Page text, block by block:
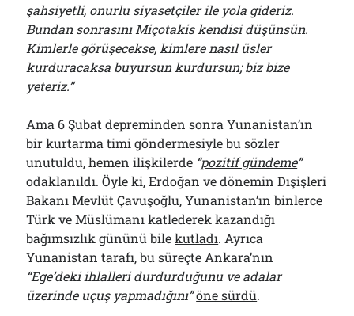
şahsiyetli, onurlu siyasetçiler ile yola gideriz.
Bundan sonrasını Miçotakis kendisi düşünsün.
Kimlerle görüşecekse, kimlere nasıl üsler
kurduracaksa buyursun kurdursun; biz bize
yeteriz.”
Ama 6 Şubat depreminden sonra Yunanistan’ın
bir kurtarma timi göndermesiyle bu sözler
unutuldu, hemen ilişkilerde “pozitif gündeme”
odaklanıldı. Öyle ki, Erdoğan ve dönemin Dışişleri
Bakanı Mevlüt Çavuşoğlu, Yunanistan’ın binlerce
Türk ve Müslümanı katlederek kazandığı
bağımsızlık gününü bilekutladı. Ayrıca
Yunanistan tarafı, bu süreçte Ankara’nın
“Ege’deki ihlalleri durdurduğunu ve adalar
üzerinde uçuş yapmadığını”öne sürdü.